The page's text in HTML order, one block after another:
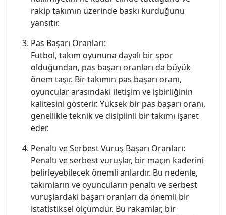
rakip takımın üzerinde baskı kurduğunu
yansıtır.
Pas Başarı Oranları:
Futbol, takım oyununa dayalı bir spor
olduğundan, pas başarı oranları da büyük
önem taşır. Bir takımın pas başarı oranı,
oyuncular arasındaki iletişim ve işbirliğinin
kalitesini gösterir. Yüksek bir pas başarı oranı,
genellikle teknik ve disiplinli bir takımı işaret
eder.
Penaltı ve Serbest Vuruş Başarı Oranları:
Penaltı ve serbest vuruşlar, bir maçın kaderini
belirleyebilecek önemli anlardır. Bu nedenle,
takımların ve oyuncuların penaltı ve serbest
vuruşlardaki başarı oranları da önemli bir
istatistiksel ölçümdür. Bu rakamlar, bir